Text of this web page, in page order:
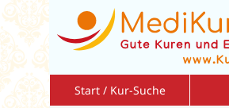
Start / Kur-Suche